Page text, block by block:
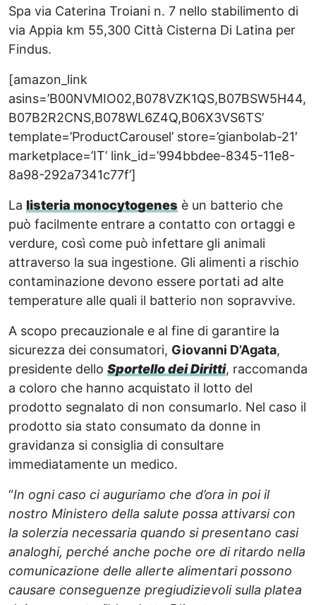
Spa via Caterina Troiani n. 7 nello stabilimento di
via Appia km 55,300 Città Cisterna Di Latina per
Findus.
[amazon_link
asins=’B00NVMIO02,B078VZK1QS,B07BSW5H44,
B07B2R2CNS,B078WL6Z4Q,B06X3VS6TS’
template=’ProductCarousel’ store=’gianbolab-21′
marketplace=’IT’ link_id=’994bbdee-8345-11e8-
8a98-292a7341c77f’]
La listeria monocytogenes è un batterio che
può facilmente entrare a contatto con ortaggi e
verdure, così come può infettare gli animali
attraverso la sua ingestione. Gli alimenti a rischio
contaminazione devono essere portati ad alte
temperature alle quali il batterio non sopravvive.
A scopo precauzionale e al fine di garantire la
sicurezza dei consumatori, Giovanni D’Agata,
presidente dello Sportello dei Diritti, raccomanda
a coloro che hanno acquistato il lotto del
prodotto segnalato di non consumarlo. Nel caso il
prodotto sia stato consumato da donne in
gravidanza si consiglia di consultare
immediatamente un medico.
“In ogni caso ci auguriamo che d’ora in poi il
nostro Ministero della salute possa attivarsi con
la solerzia necessaria quando si presentano casi
analoghi, perché anche poche ore di ritardo nella
comunicazione delle allerte alimentari possono
causare conseguenze pregiudizievoli sulla platea